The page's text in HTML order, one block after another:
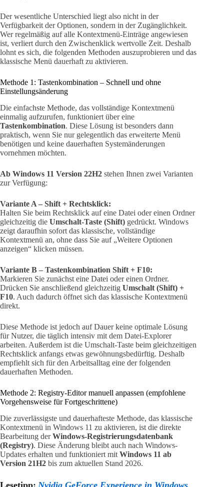
Der wesentliche Unterschied liegt also nicht in der
Verfügbarkeit der Optionen, sondern in der Zugänglichkeit.
Wer regelmäßig auf alle Kontextmenü-Einträge angewiesen
ist, verliert durch den Zwischenklick wertvolle Zeit. Deshalb
lohnt es sich, die folgenden Methoden auszuprobieren und das
klassische Menü dauerhaft zu aktivieren.
Methode 1: Tastenkombination – Schnell und ohne
Einstellungsänderung
Die einfachste Methode, das vollständige Kontextmenü
einmalig aufzurufen, funktioniert über eine
Tastenkombination. Diese Lösung ist besonders dann
praktisch, wenn Sie nur gelegentlich das erweiterte Menü
benötigen und keine dauerhaften Systemänderungen
vornehmen möchten.
Ab Windows 11 Version 22H2 stehen Ihnen zwei Varianten
zur Verfügung:
Variante A – Shift + Rechtsklick:
Halten Sie beim Rechtsklick auf eine Datei oder einen Ordner
gleichzeitig die Umschalt-Taste (Shift) gedrückt. Windows
zeigt daraufhin sofort das klassische, vollständige
Kontextmenü an, ohne dass Sie auf „Weitere Optionen
anzeigen“ klicken müssen.
Variante B – Tastenkombination Shift + F10:
Markieren Sie zunächst eine Datei oder einen Ordner.
Drücken Sie anschließend gleichzeitig Umschalt (Shift) +
F10. Auch dadurch öffnet sich das klassische Kontextmenü
direkt.
Diese Methode ist jedoch auf Dauer keine optimale Lösung
für Nutzer, die täglich intensiv mit dem Datei-Explorer
arbeiten. Außerdem ist die Umschalt-Taste beim gleichzeitigen
Rechtsklick anfangs etwas gewöhnungsbedürftig. Deshalb
empfiehlt sich für den Arbeitsalltag eine der folgenden
dauerhaften Methoden.
Methode 2: Registry-Editor manuell anpassen (empfohlene
Vorgehensweise für Fortgeschrittene)
Die zuverlässigste und dauerhafteste Methode, das klassische
Kontextmenü in Windows 11 zu aktivieren, ist die direkte
Bearbeitung derWindows-Registrierungsdatenbank
(Registry). Diese Änderung bleibt auch nach Windows-
Updates erhalten und funktioniert mit Windows 11 ab
Version 21H2 bis zum aktuellen Stand 2026.
Lesetipp: Nvidia GeForce Experience in Windows